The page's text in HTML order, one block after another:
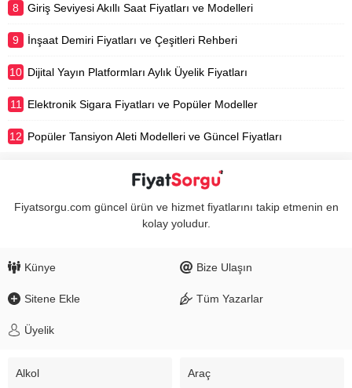
8 Giriş Seviyesi Akıllı Saat Fiyatları ve Modelleri
9 İnşaat Demiri Fiyatları ve Çeşitleri Rehberi
10 Dijital Yayın Platformları Aylık Üyelik Fiyatları
11 Elektronik Sigara Fiyatları ve Popüler Modeller
12 Popüler Tansiyon Aleti Modelleri ve Güncel Fiyatları
Fiyatsorgu.com güncel ürün ve hizmet fiyatlarını takip etmenin en
kolay yoludur.
Künye Bize Ulaşın
Sitene Ekle Tüm Yazarlar
Üyelik
Alkol Araç